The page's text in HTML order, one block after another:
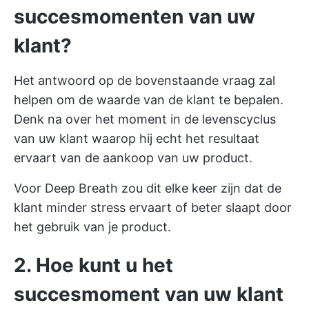
succesmomenten van uw
klant?
Het antwoord op de bovenstaande vraag zal
helpen om de waarde van de klant te bepalen.
Denk na over het moment in de levenscyclus
van uw klant waarop hij echt het resultaat
ervaart van de aankoop van uw product.
Voor Deep Breath zou dit elke keer zijn dat de
klant minder stress ervaart of beter slaapt door
het gebruik van je product.
2. Hoe kunt u het
succesmoment van uw klant